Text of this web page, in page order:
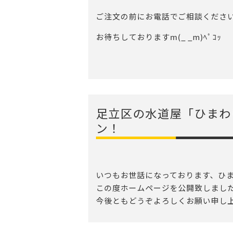
ご注文の前にお電話でご相談くださ
お待ちしておりますm(_ _m)ﾍﾟｺｯ
足立区の水道屋「ひま
ン！
いつもお世話になっております、ひ
この度ホームページを公開致しました
今後ともどうぞよろしくお願い申し